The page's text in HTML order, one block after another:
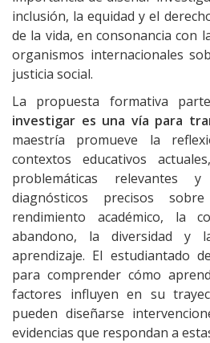
inclusión, la equidad y el
de la vida, en consonancia con
organismos internacionales
justicia social.
La propuesta formativa
investigar es una vía para
maestría promueve la
contextos educativos
problemáticas relevantes
diagnósticos precisos
rendimiento académico, la
abandono, la diversidad y
aprendizaje. El estudiantado
para comprender cómo
factores influyen en su
pueden diseñarse
evidencias que respondan a